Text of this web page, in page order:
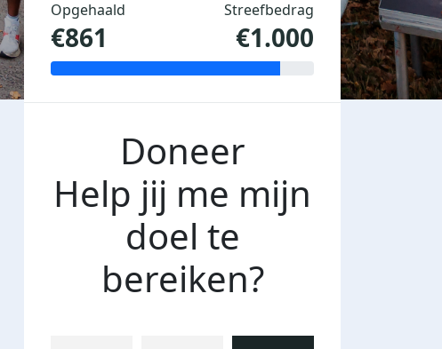
Opgehaald
€861
Streefbedrag
€1.000
Doneer
Help jij me mijn
doel te
bereiken?